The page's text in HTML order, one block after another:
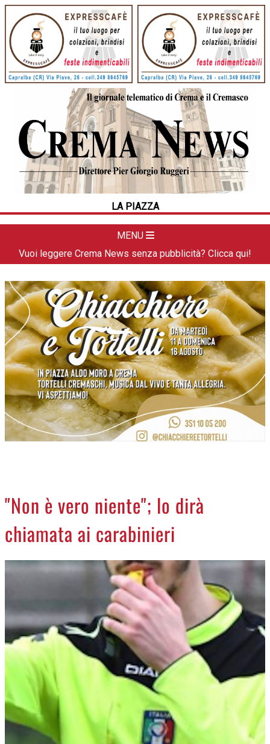
LA PIAZZA
MENU
HOME
CRONACA
POLITICA
LA FOTO
DAL TERRITORIO
APPUNTAMENTI
CREMASCO
OROSCOPO
LA PIAZZA
ANIMALI
NECROLOGI
ACCEDI
Vuoi leggere Crema News senza pubblicità? Clicca qui!
"Non è vero niente"; lo dirà
chiamata ai carabinieri